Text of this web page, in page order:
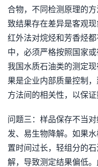
合物，不同检测原理的
致结果存在差异是客观
红外法对烷烃和芳香烃
中，必须严格按照国家
我国水质石油类的测定
果是企业内部质量控制
方法间的相关性，以保证
问题三：样品保存不当
发、易生物降解。如果
置时间过长，轻组分的
解，导致测定结果偏低